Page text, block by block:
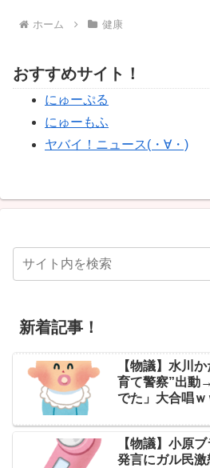
ホーム 健康
おすすめサイト！
にゅーぷる
にゅーもふ
ヤバイ！ニュース(・∀・)
新着記事！
【物議】水川
育て警察”出動
でた」大合唱ｗ
【物議】小原
発言にガル民